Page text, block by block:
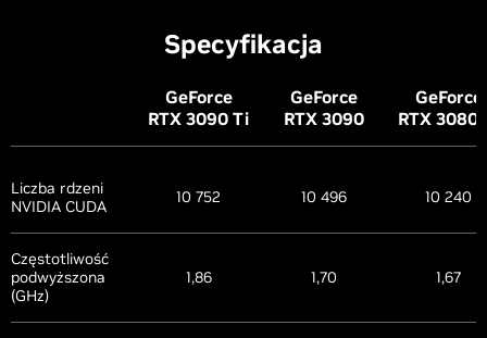
Specyfikacja
GeForce
RTX 3090 Ti
GeForce
RTX 3090
GeForce
RTX 3080
Liczba rdzeni
NVIDIA CUDA
10 752 10 496 10 240
Częstotliwość
podwyższona
(GHz)
1,86 1,70 1,67